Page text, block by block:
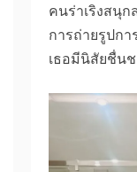
คนร่าเริงสนุ
การถ่ายรูปก
เธอมีนิสัยชื่น